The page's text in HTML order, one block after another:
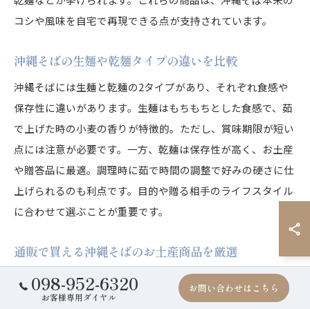
コシや風味を自宅で再現できる点が支持されています。
沖縄そばの生麺や乾麺タイプの違いを比較
沖縄そばには生麺と乾麺の2タイプがあり、それぞれ食感や
保存性に違いがあります。生麺はもちもちとした食感で、茹
で上げた時の小麦の香りが特徴的。ただし、賞味期限が短い
点には注意が必要です。一方、乾麺は保存性が高く、お土産
や贈答品に最適。調理時に茹で時間の調整で好みの硬さに仕
上げられるのも利点です。目的や贈る相手のライフスタイル
に合わせて選ぶことが重要です。
通販で買える沖縄そばのお土産商品を厳選
通販で購入できる沖縄そばのお土産商品は、現地に行けなく
ても本場の味を楽しめる点が魅力です。その理由は、沖縄県
098-952-6320
お客様専用ダイヤル
お問い合わせはこちら